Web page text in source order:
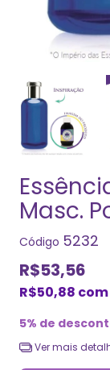
Masc.
Código 5232
R$53,56
R$50,88 com
5% de
Ver mais